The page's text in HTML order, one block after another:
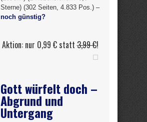
Sterne) (302 Seiten, 4.833 Pos.) –
noch günstig?
Aktion: nur 0,99 € statt3,99 €!
Gott würfelt doch –
Abgrund und
Untergang